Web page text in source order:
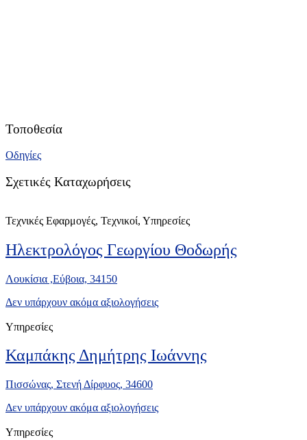
Τοποθεσία
Οδηγίες
Σχετικές Καταχωρήσεις
Τεχνικές Εφαρμογές, Τεχνικοί, Υπηρεσίες
Ηλεκτρολόγος Γεωργίου Θοδωρής
Λουκίσια ,Εύβοια, 34150
Δεν υπάρχουν ακόμα αξιολογήσεις
Υπηρεσίες
Καμπάκης Δημήτρης Ιωάννης
Πισσώνας, Στενή Δίρφυος, 34600
Δεν υπάρχουν ακόμα αξιολογήσεις
Υπηρεσίες